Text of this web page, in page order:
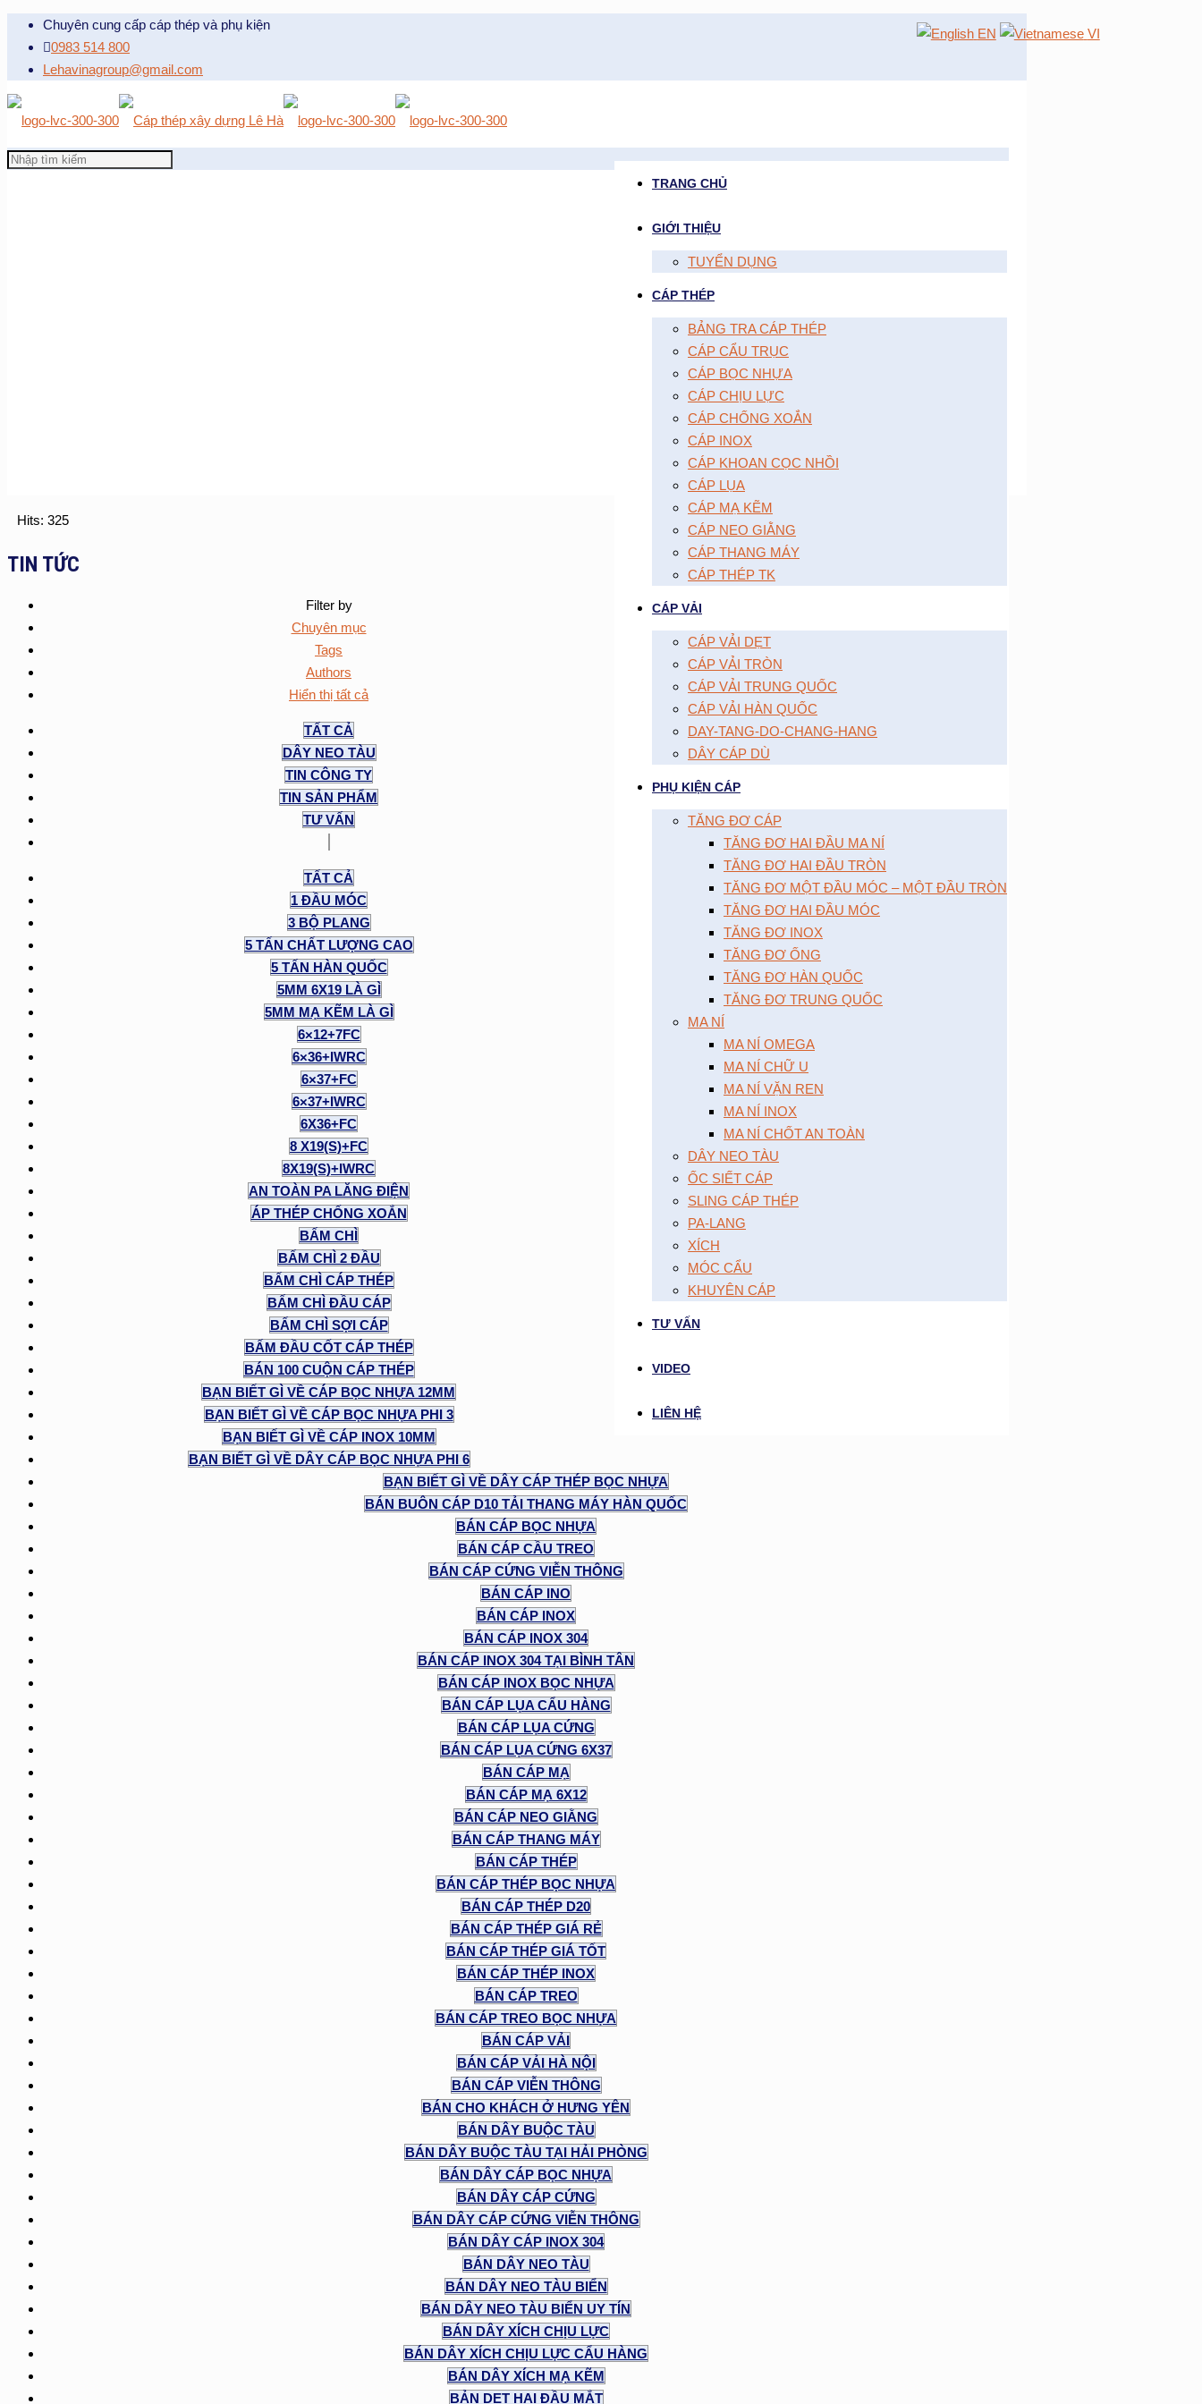
Chuyên cung cấp cáp thép và phụ kiện
0983 514 800
Lehavinagroup@gmail.com
TRANG CHỦ
GIỚI THIỆU
TUYỂN DỤNG
CÁP THÉP
BẢNG TRA CÁP THÉP
CÁP CẨU TRỤC
CÁP BỌC NHỰA
CÁP CHỊU LỰC
CÁP CHỐNG XOẮN
CÁP INOX
CÁP KHOAN CỌC NHỒI
CÁP LỤA
CÁP MẠ KẼM
CÁP NEO GIẰNG
CÁP THANG MÁY
CÁP THÉP TK
CÁP VẢI
CÁP VẢI DẸT
CÁP VẢI TRÒN
CÁP VẢI TRUNG QUỐC
CÁP VẢI HÀN QUỐC
DAY-TANG-DO-CHANG-HANG
DÂY CÁP DÙ
PHỤ KIỆN CÁP
TĂNG ĐƠ CÁP
TĂNG ĐƠ HAI ĐẦU MA NÍ
TĂNG ĐƠ HAI ĐẦU TRÒN
TĂNG ĐƠ MỘT ĐẦU MÓC – MỘT ĐẦU TRÒN
TĂNG ĐƠ HAI ĐẦU MÓC
TĂNG ĐƠ INOX
TĂNG ĐƠ ỐNG
TĂNG ĐƠ HÀN QUỐC
TĂNG ĐƠ TRUNG QUỐC
MA NÍ
MA NÍ OMEGA
MA NÍ CHỮ U
MA NÍ VẶN REN
MA NÍ INOX
MA NÍ CHỐT AN TOÀN
DÂY NEO TÀU
ỐC SIẾT CÁP
SLING CÁP THÉP
PA-LANG
XÍCH
MÓC CẨU
KHUYÊN CÁP
TƯ VẤN
VIDEO
LIÊN HỆ
Hits: 325
TIN TỨC
Filter by
Chuyên mục
Tags
Authors
Hiển thị tất cả
TẤT CẢ
DÂY NEO TÀU
TIN CÔNG TY
TIN SẢN PHẨM
TƯ VẤN
TẤT CẢ
1 ĐẦU MÓC
3 BỘ PLANG
5 TẤN CHẤT LƯỢNG CAO
5 TẤN HÀN QUỐC
5MM 6X19 LÀ GÌ
5MM MẠ KẼM LÀ GÌ
6×12+7FC
6×36+IWRC
6×37+FC
6×37+IWRC
6X36+FC
8 X19(S)+FC
8X19(S)+IWRC
AN TOÀN PA LĂNG ĐIỆN
ÁP THÉP CHỐNG XOẮN
BẤM CHÌ
BẤM CHÌ 2 ĐẦU
BẤM CHÌ CÁP THÉP
BẤM CHÌ ĐẦU CÁP
BẤM CHÌ SỢI CÁP
BẤM ĐẦU CỐT CÁP THÉP
BÁN 100 CUỘN CÁP THÉP
BẠN BIẾT GÌ VỀ CÁP BỌC NHỰA 12MM
BẠN BIẾT GÌ VỀ CÁP BỌC NHỰA PHI 3
BẠN BIẾT GÌ VỀ CÁP INOX 10MM
BẠN BIẾT GÌ VỀ DÂY CÁP BỌC NHỰA PHI 6
BẠN BIẾT GÌ VỀ DÂY CÁP THÉP BỌC NHỰA
BÁN BUÔN CÁP D10 TẢI THANG MÁY HÀN QUỐC
BÁN CÁP BỌC NHỰA
BÁN CÁP CẦU TREO
BÁN CÁP CỨNG VIỄN THÔNG
BÁN CÁP INO
BÁN CÁP INOX
BÁN CÁP INOX 304
BÁN CÁP INOX 304 TẠI BÌNH TÂN
BÁN CÁP INOX BỌC NHỰA
BÁN CÁP LỤA CẨU HÀNG
BÁN CÁP LỤA CỨNG
BÁN CÁP LỤA CỨNG 6X37
BÁN CÁP MẠ
BÁN CÁP MẠ 6X12
BÁN CÁP NEO GIẰNG
BÁN CÁP THANG MÁY
BÁN CÁP THÉP
BÁN CÁP THÉP BỌC NHỰA
BÁN CÁP THÉP D20
BÁN CÁP THÉP GIÁ RẺ
BÁN CÁP THÉP GIÁ TỐT
BÁN CÁP THÉP INOX
BÁN CÁP TREO
BÁN CÁP TREO BỌC NHỰA
BÁN CÁP VẢI
BÁN CÁP VẢI HÀ NỘI
BÁN CÁP VIỄN THÔNG
BÁN CHO KHÁCH Ở HƯNG YÊN
BÁN DÂY BUỘC TÀU
BÁN DÂY BUỘC TÀU TẠI HẢI PHÒNG
BÁN DÂY CÁP BỌC NHỰA
BÁN DÂY CÁP CỨNG
BÁN DÂY CÁP CỨNG VIỄN THÔNG
BÁN DÂY CÁP INOX 304
BÁN DÂY NEO TÀU
BÁN DÂY NEO TÀU BIỂN
BÁN DÂY NEO TÀU BIỂN UY TÍN
BÁN DÂY XÍCH CHỊU LỰC
BÁN DÂY XÍCH CHỊU LỰC CẨU HÀNG
BÁN DÂY XÍCH MẠ KẼM
BẢN DẸT HAI ĐẦU MẮT
EN VI